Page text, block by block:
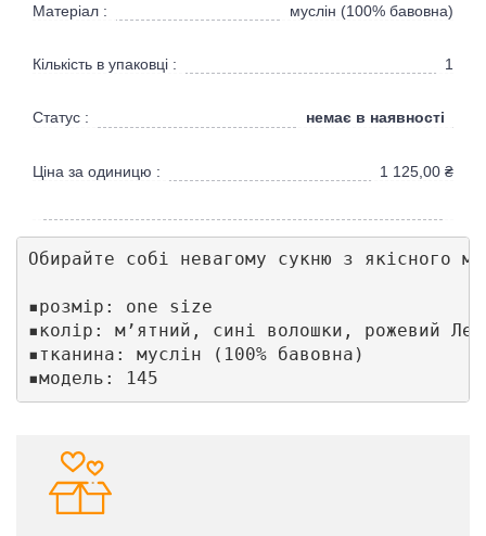
Матеріал : муслін (100% бавовна)
Кількість в упаковці : 1
Статус : немає в наявності
Ціна за одиницю : 1 125,00 ₴
Обирайте собі невагому сукню з якісного
▪️розмір: one size
▪️колір: м’ятний, сині волошки, рожевий
▪️тканина: муслін (100% бавовна)
▪️модель: 145